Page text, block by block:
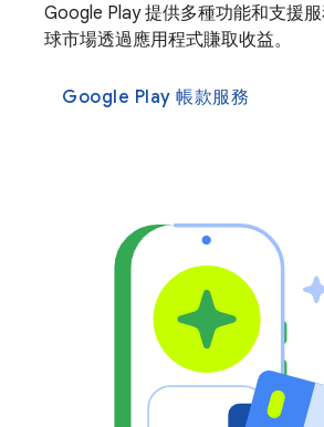
Google Play 提供多種功能和支援
球市場透過應用程式賺取收益。
Google Play 帳款服務